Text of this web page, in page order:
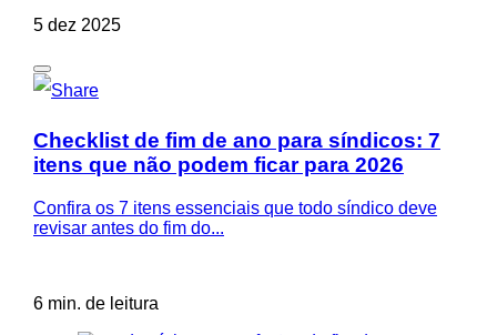
5 dez 2025
Checklist de fim de ano para síndicos: 7
itens que não podem ficar para 2026
Confira os 7 itens essenciais que todo síndico deve
revisar antes do fim do...
6 min. de leitura